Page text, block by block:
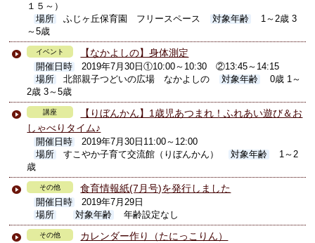
１５～）
場所
ふじヶ丘保育園 フリースペース 対象年齢
1～2歳 3
～5歳
イベント 【なかよしの】身体測定
開催日時
2019年7月30日①10:00～10:30 ②13:45～14:15
場所
北部親子つどいの広場 なかよしの 対象年齢
0歳 1～
2歳 3～5歳
講座
【りぼんかん】1歳児あつまれ！ふれあい遊び＆お
しゃべりタイム♪
開催日時
2019年7月30日11:00～12:00
場所
すこやか子育て交流館（りぼんかん） 対象年齢
1～2
歳
その他 食育情報紙(7月号)を発行しました
開催日時
2019年7月29日
場所
対象年齢 年齢設定なし
その他 カレンダー作り（たにっこりん）